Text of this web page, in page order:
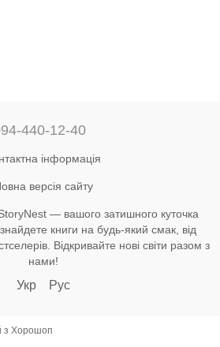
440-12-40
інформація
версія сайту
— вашого затишного куточка
книги на будь-який смак, від
Відкривайте нові світи разом з
нами!
Укр Рус
з Хорошоп